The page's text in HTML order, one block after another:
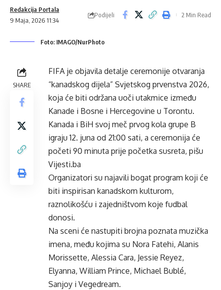
9 Maja, 2026 11:34
Redakcija Portala
Podijeli 2 Min Read
Foto: IMAGO/NurPhoto
SHARE
FIFA je objavila detalje ceremonije otvaranja
“kanadskog dijela” Svjetskog prvenstva 2026,
koja će biti održana uoči utakmice između
Kanade i Bosne i Hercegovine u Torontu.
Kanada i BiH svoj meč prvog kola grupe B
igraju 12. juna od 21:00 sati, a ceremonija će
početi 90 minuta prije početka susreta, pišu
Vijesti.ba
Organizatori su najavili bogat program koji će
biti inspirisan kanadskom kulturom,
raznolikošću i zajedništvom koje fudbal
donosi.
Na sceni će nastupiti brojna poznata muzička
imena, među kojima su Nora Fatehi, Alanis
Morissette, Alessia Cara, Jessie Reyez,
Elyanna, William Prince, Michael Bublé,
Sanjoy i Vegedream.